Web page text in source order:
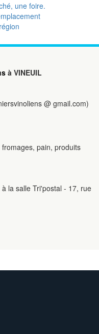
une foire.
à VINEUIL
@ gmail.com)
pain, produits
la salle Tri'postal - 17, rue